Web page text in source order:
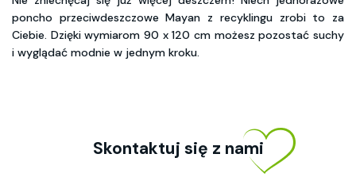
poncho przeciwdeszczowe Mayan z recyklingu zrobi to za
Ciebie. Dzięki wymiarom 90 x 120 cm możesz pozostać suchy
i wyglądać modnie w jednym kroku.
Skontaktuj się z nami